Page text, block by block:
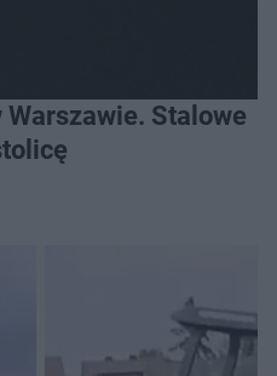
Stalowe